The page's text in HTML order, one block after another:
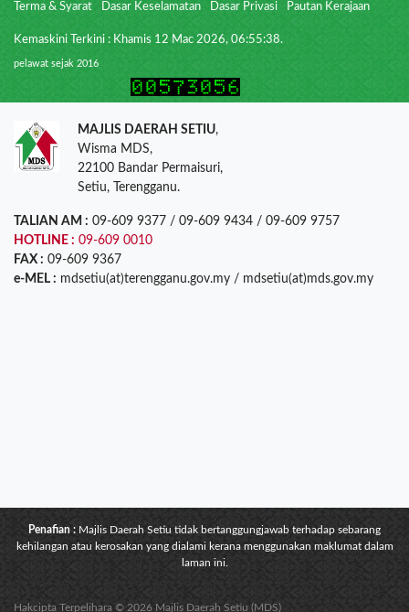
Terma & Syarat Dasar Keselamatan Dasar Privasi Pautan Kerajaan
Kemaskini Terkini : Khamis 12 Mac 2026, 06:55:38.
pelawat sejak 2016
MAJLIS DAERAH SETIU,
Wisma MDS,
22100 Bandar Permaisuri,
Setiu, Terengganu.
TALIAN AM : 09-609 9377 / 09-609 9434 / 09-609 9757
HOTLINE : 09-609 0010
FAX : 09-609 9367
e-MEL : mdsetiu(at)terengganu.gov.my / mdsetiu(at)mds.gov.my
Penafian : Majlis Daerah Setiu tidak bertanggungjawab terhadap sebarang
kehilangan atau kerosakan yang dialami kerana menggunakan maklumat dalam
laman ini.
Hakcipta Terpelihara © 2026 Majlis Daerah Setiu (MDS)